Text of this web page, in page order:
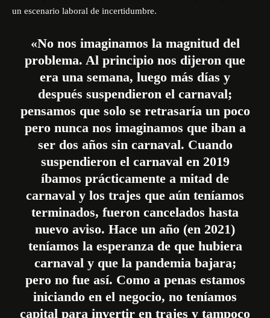
un escenario laboral de incertidumbre.
«No nos imaginamos la magnitud del
problema. Al principio nos dijeron que
era una semana, luego más días y
después suspendieron el carnaval;
pensamos que solo se retrasaría un poco
pero nunca nos imaginamos que iban a
ser dos años sin carnaval. Cuando
suspendieron el carnaval en 2019
íbamos prácticamente a mitad de
carnaval y los trajes que aún teníamos
terminados, fueron cancelados hasta
nuevo aviso. Hace un año (en 2021)
teníamos la esperanza de que hubiera
carnaval y que la pandemia bajara;
pero no fue así. Como a penas estamos
iniciando en el negocio, no teníamos
capital para invertir en trajes y tampoco